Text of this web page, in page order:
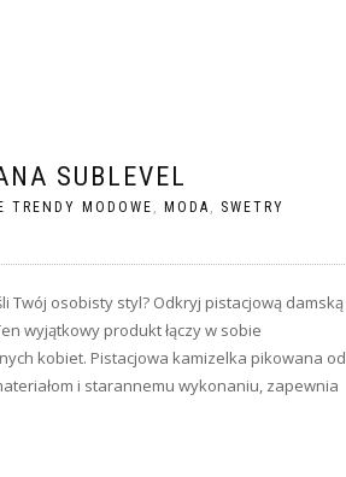
SUBLEVEL
TRENDY MODOWE MODA
SWETRY
Twój osobisty styl? Odkryj pistacjową damską
wyjątkowy produkt łączy w sobie
kobiet. Pistacjowa kamizelka pikowana od
i starannemu wykonaniu, zapewnia